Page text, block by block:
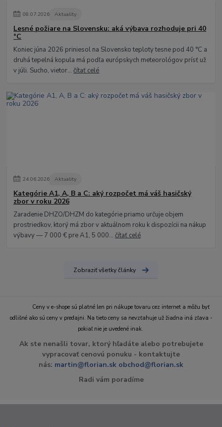
08.07.2026 Aktuality
Lesné požiare na Slovensku: aká výbava rozhoduje pri 40
°C
Koniec júna 2026 priniesol na Slovensko teploty tesne pod 40 °C a
druhá tepelná kopula má podľa európskych meteorológov prísť už
v júli. Sucho, vietor...čítať celé
24.06.2026 Aktuality
Kategórie A1, A, B a C: aký rozpočet má váš hasičský
zbor v roku 2026
Zaradenie DHZO/DHZM do kategórie priamo určuje objem
prostriedkov, ktorý má zbor v aktuálnom roku k dispozícii na nákup
výbavy — 7 000 € pre A1, 5 000...čítať celé
Zobraziť všetky články
Ceny v e-shope sú platné len pri nákupe tovaru cez internet a môžu byť
odlišné ako sú ceny v predajni. Na tieto ceny sa nevzťahuje už žiadna iná zľava -
pokiaľ nie je uvedené inak.
Ak ste nenašli tovar, ktorý hľadáte alebo potrebujete
vypracovať cenovú ponuku - kontaktujte
nás: martin@florian.sk obchod@florian.sk
Radi vám poradíme